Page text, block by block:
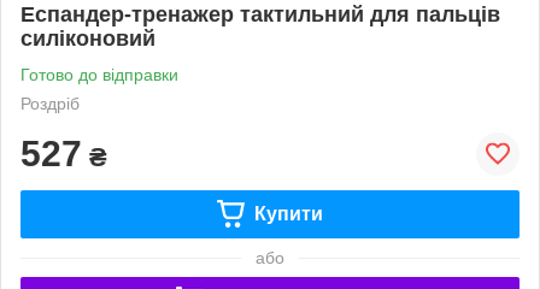
Еспандер-тренажер тактильний для пальців
силіконовий
Готово до відправки
Роздріб
527 ₴
Купити
або